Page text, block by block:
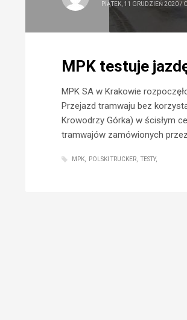
PIĄTEK, 11 GRUDZIEŃ 2020/
MPK testuje
MPK SA w Krakowie
Przejazd tramwaju bez
Krowodrzy Górka) w ścisłym
tramwajów zamówionych
MPK POLSKI TRUCKER TESTY